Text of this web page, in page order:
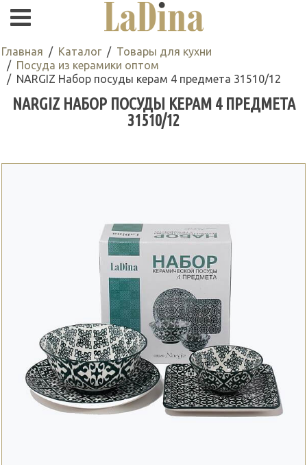
Главная Каталог
Товары для кухни
Посуда из керамики оптом
NARGIZ Набор посуды керам 4 предмета 31510/12
NARGIZ НАБОР ПОСУДЫ КЕРАМ 4 ПРЕДМЕТА
31510/12